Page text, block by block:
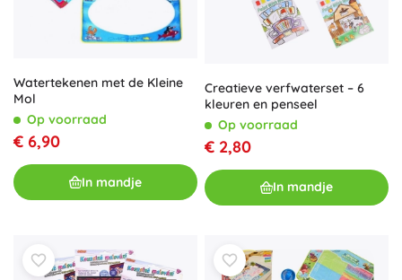
Watertekenen met de Kleine
Mol
Op voorraad
€ 6,90
In mandje
Creatieve verfwaterset – 6
kleuren en penseel
Op voorraad
€ 2,80
In mandje